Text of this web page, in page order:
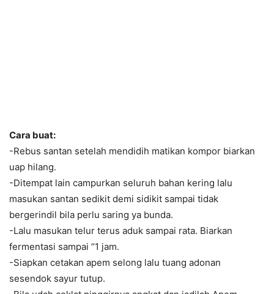
Cara buat:
-Rebus santan setelah mendidih matikan kompor biarkan
uap hilang.
-Ditempat lain campurkan seluruh bahan kering lalu
masukan santan sedikit demi sidikit sampai tidak
bergerindil bila perlu saring ya bunda.
-Lalu masukan telur terus aduk sampai rata. Biarkan
fermentasi sampai “1 jam.
-Siapkan cetakan apem selong lalu tuang adonan
sesendok sayur tutup.